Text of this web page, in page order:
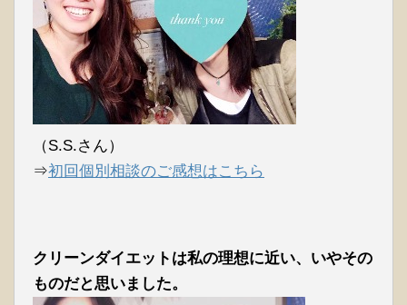
（S.S.さん）
⇒初回個別相談のご感想はこちら
クリーンダイエットは私の理想に近い、いやその
ものだと思いました。